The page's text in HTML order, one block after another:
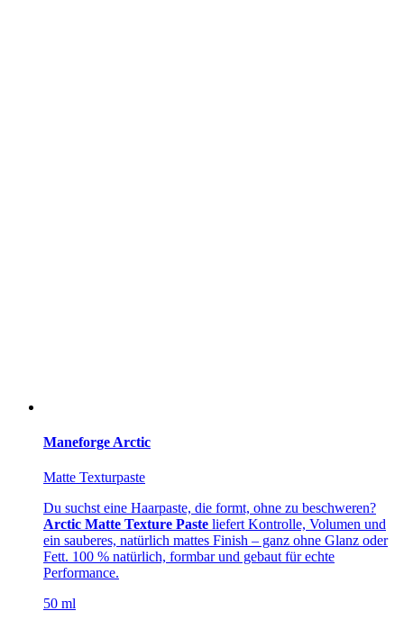
Maneforge Arctic
Matte Texturpaste
Du suchst eine Haarpaste, die formt, ohne zu beschweren?
Arctic Matte Texture Paste liefert Kontrolle, Volumen und
ein sauberes, natürlich mattes Finish – ganz ohne Glanz oder
Fett. 100 % natürlich, formbar und gebaut für echte
Performance.
50 ml